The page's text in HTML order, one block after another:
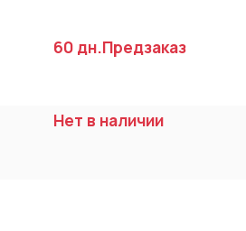
60 дн.Предзаказ
Нет в наличии